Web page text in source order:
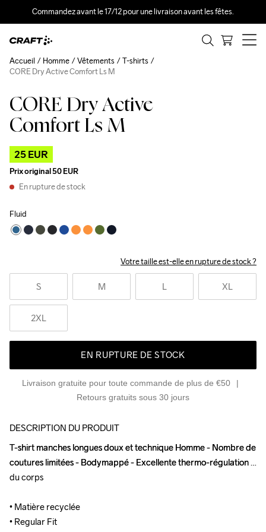
Commandez avant le 17/12 pour une livraison avant les fêtes.
CORE Dry Active
Comfort Ls M
25 EUR
Prix original50 EUR
En rupture de stock
Fluid
Votre taille est-elle en rupture de stock ?
S M L XL
2XL
EN RUPTURE DE STOCK
Livraison gratuite pour toute commande de plus de €50
Retours gratuits sous 30 jours
Accueil Homme Vêtements
T-shirts
CORE Dry Active Comfort Ls M
Outlet
DESCRIPTION DU PRODUIT
T-shirt manches longues doux et technique Homme - Nombre de
coutures limitées - Bodymappé - Excellente thermo-régulation
du corps
• Matière recyclée
• Regular Fit
T-shirt manches longues doux et technique Homme - Nombre de
coutures limitées - Bodymappé - Excellente thermo-régulation
du corps
• Matière recyclée
• Regular Fit